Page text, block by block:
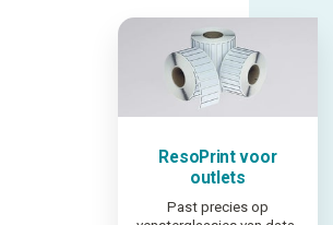
ResoPrint voor
outlets
Past precies op